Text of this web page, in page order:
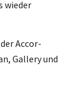
wieder
Accor-
Gallery und